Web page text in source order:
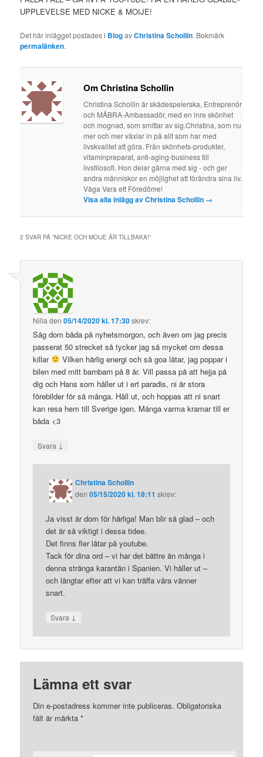
UPPLEVELSE MED NICKE & MOIJE!
Det här inlägget postades i BlogavChristina Schollin. Bokmärk
permalänken.
Om Christina Schollin
Christina Schollin är skådespelerska, Entreprenör
och MÅBRA-Ambassadör, med en inre skönhet
och mognad, som smittar av sig.Christina, som nu
mer och mer växlar in på allt som har med
livskvalitet att göra. Från skönhets-produkter,
vitaminpreparat, anti-aging-business till
livsfilosofi. Hon delar gärna med sig - och ger
andra människor en möjlighet att förändra sina liv.
Våga Vara ett Föredöme!
Visa alla inlägg av Christina Schollin →
2 SVAR PÅ ”NICKE OCH MOIJE ÄR TILLBAKA!”
Nilla den05/14/2020 kl. 17:30skrev:
Såg dom båda på nyhetsmorgon, och även om jag precis
passerat 50 strecket så tycker jag så mycket om dessa
killar
Vilken härlig energi och så goa låtar, jag poppar i
bilen med mitt barnbarn på 8 år. Vill passa på att hejja på
dig och Hans som håller ut i ert paradis, ni är stora
förebilder för så många. Håll ut, och hoppas att ni snart
kan resa hem till Sverige igen. Många varma kramar till er
båda <3
Svara ↓
Christina Schollin
den05/15/2020 kl. 18:11 skrev:
Ja visst är dom för härliga! Man blir så glad – och
det är så viktigt i dessa tidee.
Det finns fler låtar på youtube.
Tack för dina ord – vi har det bättre än många i
denna stränga karantän i Spanien. Vi håller ut –
och längtar efter att vi kan träffa våra vänner
snart.
Svara ↓
Lämna ett svar
Din e-postadress kommer inte publiceras. Obligatoriska
fält är märkta*